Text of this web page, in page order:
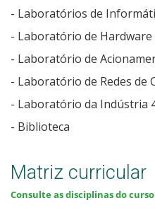
- Laboratórios de
- Laboratório de Hardware
- Laboratório de
- Laboratório de Redes de
- Laboratório da Indústria
- Biblioteca
Matriz curricular
Consulte as disciplinas do curso